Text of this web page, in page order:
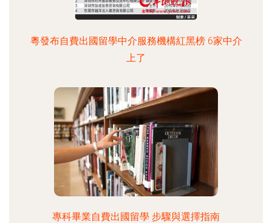
粵發布自費出國留學中介服務機構紅黑榜 6家中介
上了
專科畢業自費出國留學 步驟與選擇指南